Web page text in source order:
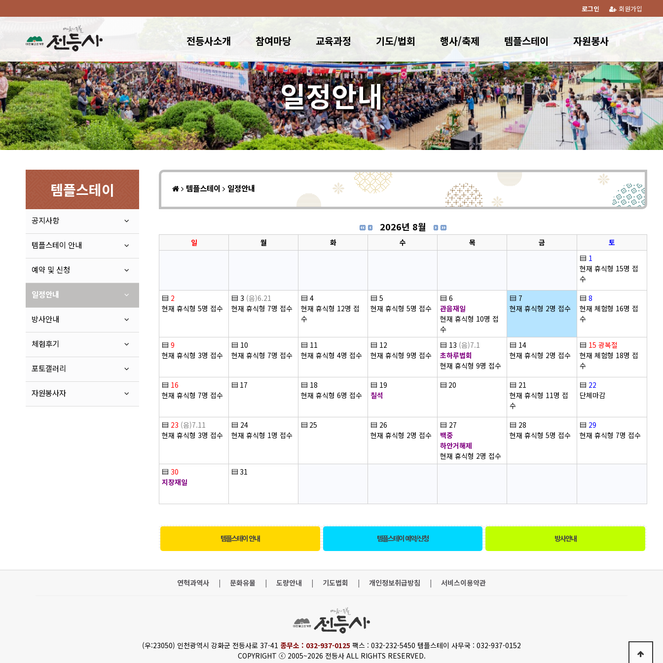
회원가입
로그인
전등사소개 참여마당 교육과정 기도/법회 행사/축제 템플스테이 자원봉사
일정안내
템플스테이
공지사항
템플스테이 안내
예약 및 신청
일정안내
방사안내
체험후기
포토갤러리
자원봉사자
템플스테이 일정안내
2026년 8월
일 월 화 수 목 금
토
▤ 1
현재 휴식형 15명 접
수
▤ 2
현재 휴식형 5명 접수
▤ 3 (음)6.21
현재 휴식형 7명 접수
▤ 4
현재 휴식형 12명 접
수
▤ 5
현재 휴식형 5명 접수
▤ 6
관음재일
현재 휴식형 10명 접
수
▤ 7
현재 휴식형 2명 접수
▤ 8
현재 체험형 16명 접
수
▤ 9
현재 휴식형 3명 접수
▤ 10
현재 휴식형 7명 접수
▤ 11
현재 휴식형 4명 접수
▤ 12
현재 휴식형 9명 접수
▤ 13 (음)7.1
초하루법회
현재 휴식형 9명 접수
▤ 14
현재 휴식형 2명 접수
▤ 15 광복절
현재 체험형 18명 접
수
▤ 16
현재 휴식형 7명 접수
▤ 17 ▤ 18
현재 휴식형 6명 접수
▤ 19
칠석
▤ 20 ▤ 21
현재 휴식형 11명 접
수
▤ 22
단체마감
▤ 23 (음)7.11
현재 휴식형 3명 접수
▤ 24
현재 휴식형 1명 접수
▤ 25 ▤ 26
현재 휴식형 2명 접수
▤ 27
백중
하안거해제
현재 휴식형 2명 접수
▤ 28
현재 휴식형 5명 접수
▤ 29
현재 휴식형 7명 접수
▤ 30
지장재일
▤ 31
템플스테이 안내 템플스테이 예약/신청 방사안내
연혁과역사 | 문화유물 | 도량안내 | 기도법회 | 개인정보취급방침 | 서비스이용약관
(우:23050) 인천광역시 강화군 전등사로 37-41 종무소 : 032-937-0125 팩스 : 032-232-5450 템플스테이 사무국 : 032-937-0152
COPYRIGHT ⓒ 2005~2026 전등사 ALL RIGHTS RESERVED.